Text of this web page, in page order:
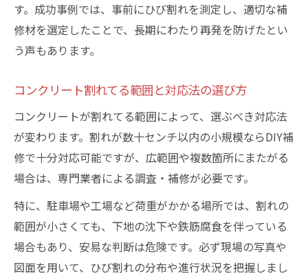
す。成功事例では、事前にひび割れを測定し、適切な補
修材を選定したことで、長期にわたり再発を防げたとい
う声もあります。
コンクリート割れてる範囲と対応法の選び方
コンクリートが割れてる範囲によって、選ぶべき対応法
が変わります。割れが数十センチ以内の小規模ならDIY補
修で十分対応可能ですが、広範囲や複数箇所にまたがる
場合は、専門業者による調査・補修が必要です。
特に、駐車場や工場など荷重がかかる場所では、割れの
範囲が小さくても、下地の沈下や鉄筋腐食を伴っている
場合もあり、安易な判断は危険です。必ず現場の写真や
図面を用いて、ひび割れの分布や進行状況を把握しまし